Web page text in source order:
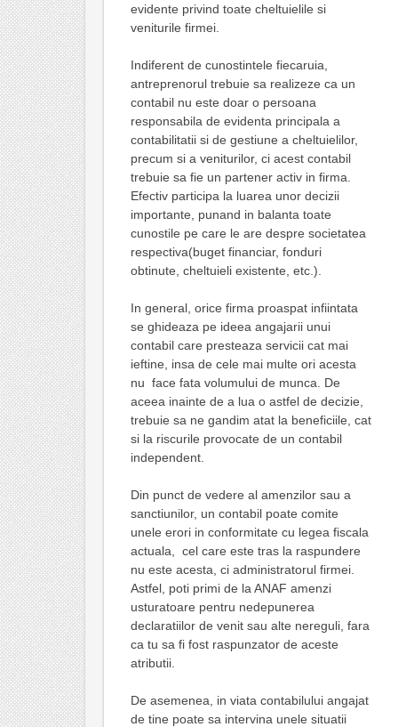
evidente privind toate cheltuielile si
veniturile firmei.
Indiferent de cunostintele fiecaruia,
antreprenorul trebuie sa realizeze ca un
contabil nu este doar o persoana
responsabila de evidenta principala a
contabilitatii si de gestiune a cheltuielilor,
precum si a veniturilor, ci acest contabil
trebuie sa fie un partener activ in firma.
Efectiv participa la luarea unor decizii
importante, punand in balanta toate
cunostile pe care le are despre societatea
respectiva(buget financiar, fonduri
obtinute, cheltuieli existente, etc.).
In general, orice firma proaspat infiintata
se ghideaza pe ideea angajarii unui
contabil care presteaza servicii cat mai
ieftine, insa de cele mai multe ori acesta
nu face fata volumului de munca. De
aceea inainte de a lua o astfel de decizie,
trebuie sa ne gandim atat la beneficiile, cat
si la riscurile provocate de un contabil
independent.
Din punct de vedere al amenzilor sau a
sanctiunilor, un contabil poate comite
unele erori in conformitate cu legea fiscala
actuala, cel care este tras la raspundere
nu este acesta, ci administratorul firmei.
Astfel, poti primi de la ANAF amenzi
usturatoare pentru nedepunerea
declaratiilor de venit sau alte nereguli, fara
ca tu sa fi fost raspunzator de aceste
atributii.
De asemenea, in viata contabilului angajat
de tine poate sa intervina unele situatii